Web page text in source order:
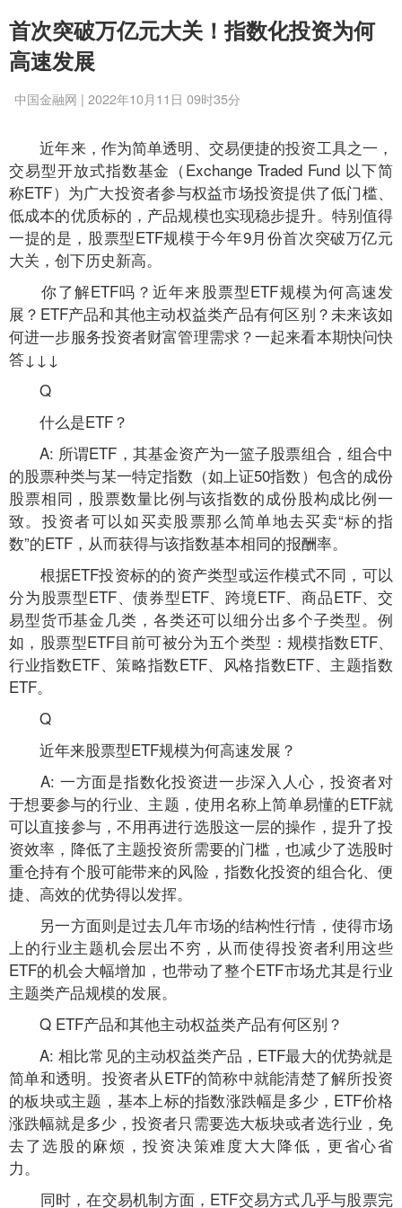
首次突破万亿元大关！指数化投资为何
高速发展
中国金融网 | 2022年10月11日 09时35分
近年来，作为简单透明、交易便捷的投资工具之一，
交易型开放式指数基金（Exchange Traded Fund 以下简
称ETF）为广大投资者参与权益市场投资提供了低门槛、
低成本的优质标的，产品规模也实现稳步提升。特别值得
一提的是，股票型ETF规模于今年9月份首次突破万亿元
大关，创下历史新高。
你了解ETF吗？近年来股票型ETF规模为何高速发
展？ETF产品和其他主动权益类产品有何区别？未来该如
何进一步服务投资者财富管理需求？一起来看本期快问快
答↓↓↓
Q
什么是ETF？
A: 所谓ETF，其基金资产为一篮子股票组合，组合中
的股票种类与某一特定指数（如上证50指数）包含的成份
股票相同，股票数量比例与该指数的成份股构成比例一
致。投资者可以如买卖股票那么简单地去买卖“标的指
数”的ETF，从而获得与该指数基本相同的报酬率。
根据ETF投资标的的资产类型或运作模式不同，可以
分为股票型ETF、债券型ETF、跨境ETF、商品ETF、交
易型货币基金几类，各类还可以细分出多个子类型。例
如，股票型ETF目前可被分为五个类型：规模指数ETF、
行业指数ETF、策略指数ETF、风格指数ETF、主题指数
ETF。
Q
近年来股票型ETF规模为何高速发展？
A: 一方面是指数化投资进一步深入人心，投资者对
于想要参与的行业、主题，使用名称上简单易懂的ETF就
可以直接参与，不用再进行选股这一层的操作，提升了投
资效率，降低了主题投资所需要的门槛，也减少了选股时
重仓持有个股可能带来的风险，指数化投资的组合化、便
捷、高效的优势得以发挥。
另一方面则是过去几年市场的结构性行情，使得市场
上的行业主题机会层出不穷，从而使得投资者利用这些
ETF的机会大幅增加，也带动了整个ETF市场尤其是行业
主题类产品规模的发展。
Q ETF产品和其他主动权益类产品有何区别？
A: 相比常见的主动权益类产品，ETF最大的优势就是
简单和透明。投资者从ETF的简称中就能清楚了解所投资
的板块或主题，基本上标的指数涨跌幅是多少，ETF价格
涨跌幅就是多少，投资者只需要选大板块或者选行业，免
去了选股的麻烦，投资决策难度大大降低，更省心省
力。
同时，在交易机制方面，ETF交易方式几乎与股票完